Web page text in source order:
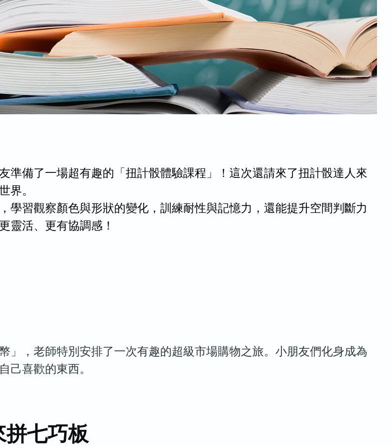
準備了一場超有趣的「扭計骰體驗課程」！這次還請來了扭計骰達人來
界。
學習觀察顏色與形狀的變化，訓練耐性與記憶力，還能提升空間判斷力
靈活、更有協調感！
」，老師特別安排了一次有趣的超級市場購物之旅。小朋友們化身成為
己喜歡的東西。
七巧板